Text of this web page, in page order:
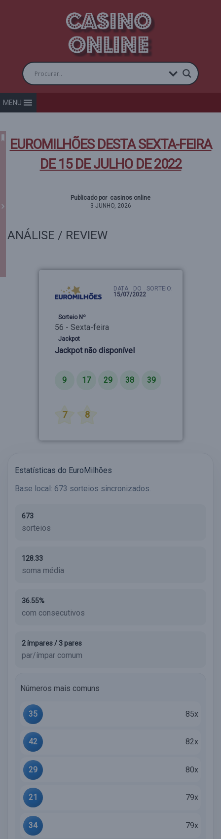
MENU
EUROMILHÕES DESTA SEXTA-FEIRA
DE 15 DE JULHO DE 2022
Publicado por casinos online
3 JUNHO, 2026
ANÁLISE / REVIEW
DATA DO SORTEIO:
15/07/2022
Sorteio Nº
56 - Sexta-feira
Jackpot
Jackpot não disponível
9 17 29 38 39
7 8
Estatísticas do EuroMilhões
Base local: 673 sorteios sincronizados.
673
sorteios
128.33
soma média
36.55%
com consecutivos
2 ímpares / 3 pares
par/ímpar comum
Números mais comuns
35 85x
42 82x
29 80x
21 79x
34 79x